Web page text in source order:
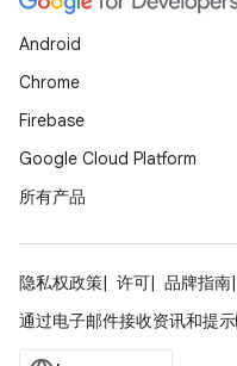
Android
Chrome
Firebase
Google Cloud Platform
所有产品
隐私权政策 许可 品牌指南
通过电子邮件接收资讯和提示